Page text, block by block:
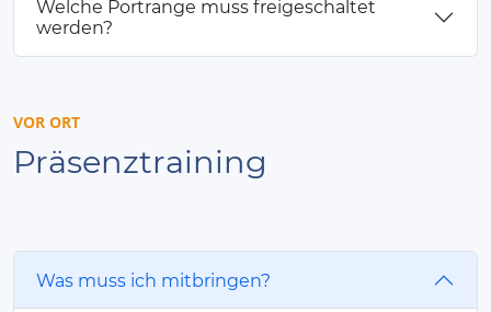
Welche Portrange muss freigeschaltet
werden?
VOR ORT
Präsenztraining
Was muss ich mitbringen?